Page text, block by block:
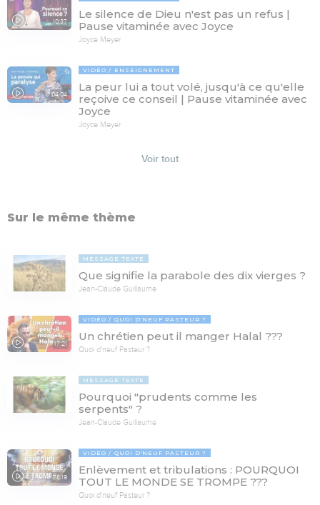
10:37
Le silence de Dieu n'est pas un refus |
Pause vitaminée avec Joyce
Joyce Meyer
04:04
VIDÉO ENSEIGNEMENT
La peur lui a tout volé, jusqu'à ce qu'elle
reçoive ce conseil | Pause vitaminée avec
Joyce
Joyce Meyer
Voir tout
Sur le même thème
MESSAGE TEXTE
Que signifie la parabole des dix vierges ?
Jean-Claude Guillaume
17:21
VIDÉO QUOI D'NEUF PASTEUR ?
Un chrétien peut il manger Halal ???
Quoi d'neuf Pasteur ?
MESSAGE TEXTE
Pourquoi "prudents comme les
serpents" ?
Jean-Claude Guillaume
78:19
VIDÉO QUOI D'NEUF PASTEUR ?
Enlèvement et tribulations : POURQUOI
TOUT LE MONDE SE TROMPE ???
Quoi d'neuf Pasteur ?